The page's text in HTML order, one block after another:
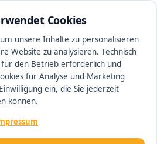
Cookies
unsere Inhalte zu personalisieren
Website zu analysieren. Technisch
für den Betrieb erforderlich und
für Analyse und Marketing
ein, die Sie jederzeit
können.